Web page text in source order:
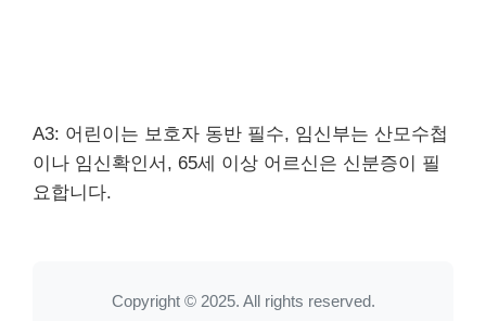
A3: 어린이는 보호자 동반 필수, 임신부는 산모수첩
이나 임신확인서, 65세 이상 어르신은 신분증이 필
요합니다.
Copyright © 2025. All rights reserved.